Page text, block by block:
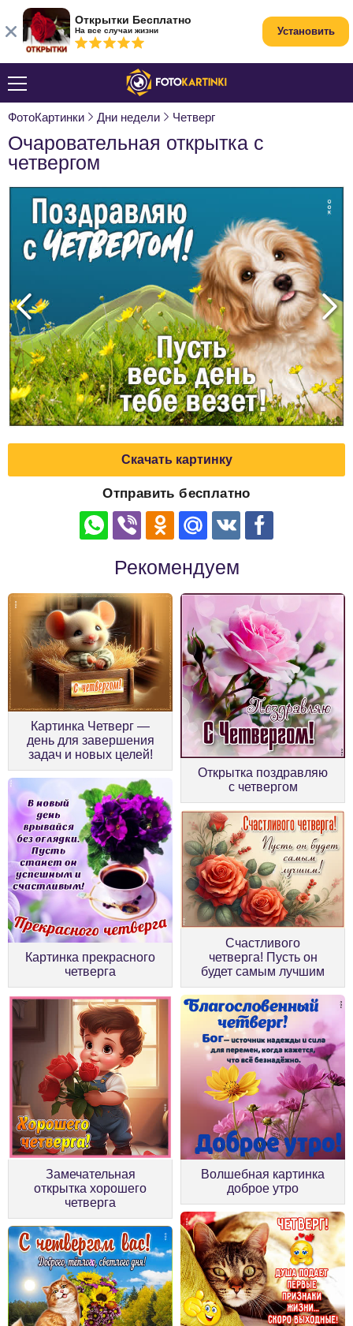
ФотоКартинки Дни недели Четверг
Очаровательная открытка с
четвергом
Скачать картинку
Отправить бесплатно
Рекомендуем
Картинка Четверг —
день для завершения
задач и новых целей!
Открытка поздравляю
с четвергом
Картинка прекрасного
четверга
Счастливого
четверга! Пусть он
будет самым лучшим
Замечательная
открытка хорошего
четверга
Волшебная картинка
доброе утро
Открытки Бесплатно
На все случаи жизни Установить